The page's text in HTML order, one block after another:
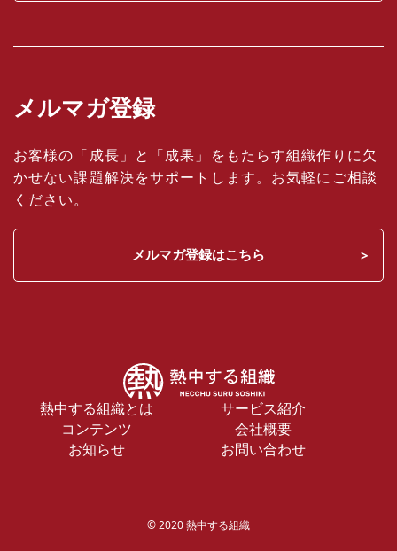
メルマガ登録
お客様の「成長」と「成果」をもたらす組織作りに欠
かせない課題解決をサポートします。お気軽にご相談
ください。
メルマガ登録はこちら
熱中する組織とは
サービス紹介
コンテンツ
会社概要
お知らせ
お問い合わせ
© 2020 熱中する組織